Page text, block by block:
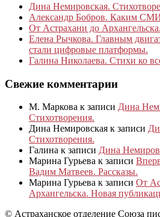
Дина Немировская.
Александр Бобров. Каким
От Астрахани до
Елена Рычкова. Главным
стали цифровые платформы.
Галина Николаева. Стихи ко
Свежие комментарии
М. Маркова к записи Дина
Стихотворения.
Дина Немировская к записи
Стихотворения.
Галина к записи Дина
Марина Гурьева к записи
Вадим Матвеев. Рассказы.
Марина Гурьева к записи От
Архангельска. Новая
© Астраханское отделение Союза